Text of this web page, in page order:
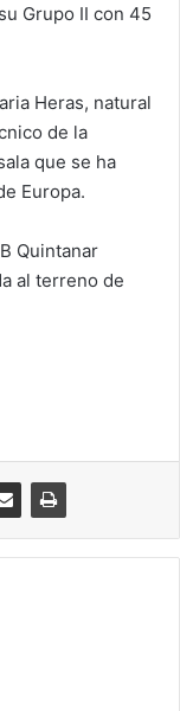
Grupo II con 45
Heras, natural
de la
que se ha
Europa.
Quintanar
al terreno de